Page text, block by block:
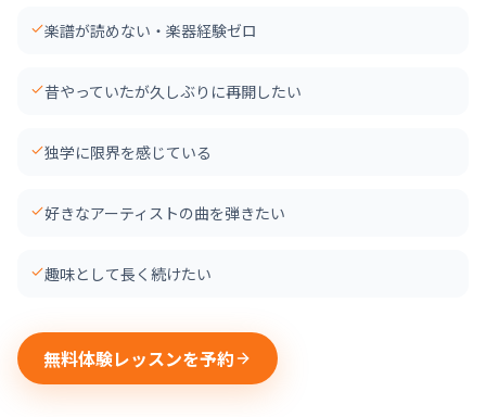
楽譜が読めない・楽器経験ゼロ
昔やっていたが久しぶりに再開したい
独学に限界を感じている
好きなアーティストの曲を弾きたい
趣味として長く続けたい
無料体験レッスンを予約